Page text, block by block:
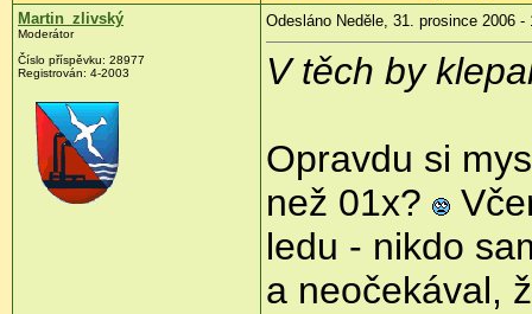
Martin_zlivský
Moderátor
Číslo příspěvku: 28977
Registrován: 4-2003
Odesláno Neděle, 31. prosince 2006 -
V těch by
Opravdu si
než 01x?
ledu - nikdo
a neočekával,